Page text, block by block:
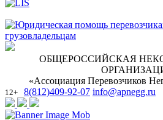
ОБЩЕРОССИЙСКАЯ
«Ассоциация Перевозчиков
12+ 8(812)409-92-07 info@apnegg.ru